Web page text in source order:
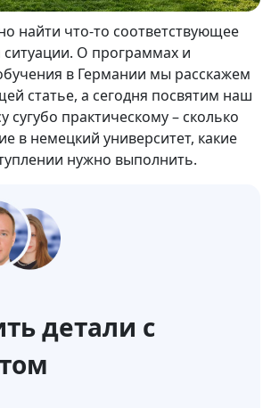
найти что-то соответствующее
О программах и
в Германии мы расскажем
статье, а сегодня посвятим наш
сугубо практическому – сколько
в немецкий университет, какие
нужно выполнить.
детали с